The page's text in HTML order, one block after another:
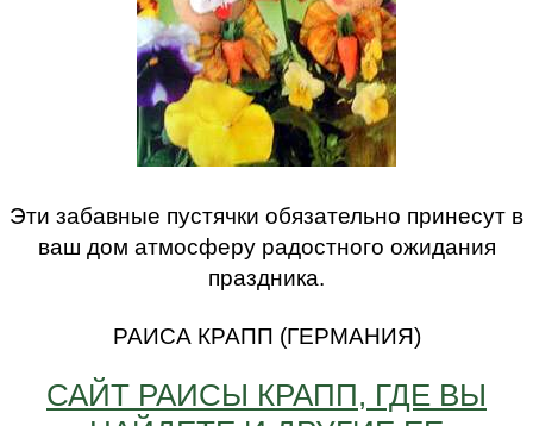
Эти забавные пустячки обязательно принесут в
ваш дом атмосферу радостного ожидания
праздника.
РАИСА КРАПП (ГЕРМАНИЯ)
САЙТ РАИСЫ КРАПП, ГДЕ ВЫ